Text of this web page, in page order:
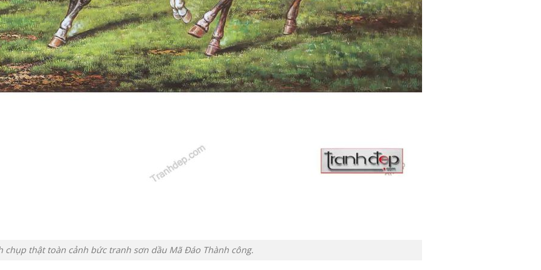
chụp thật toàn cảnh bức tranh sơn dầu Mã Đáo Thành công.